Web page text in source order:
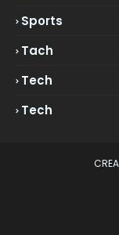
Sports
Tach
Tech
Tech